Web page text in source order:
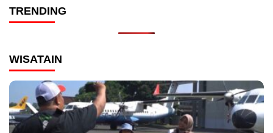
TRENDING
WISATAIN